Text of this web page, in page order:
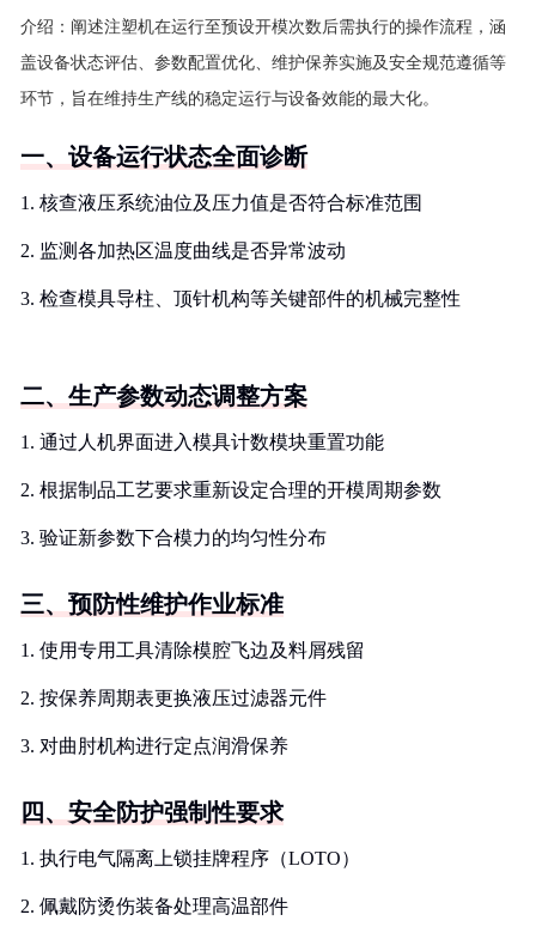
介绍： 阐述注塑机在运行至预设开模次数后需执行的操作流程，涵
盖设备状态评估、参数配置优化、维护保养实施及安全规范遵循等
环节，旨在维持生产线的稳定运行与设备效能的最大化。
一、设备运行状态全面诊断
1. 核查液压系统油位及压力值是否符合标准范围
2. 监测各加热区温度曲线是否异常波动
3. 检查模具导柱、顶针机构等关键部件的机械完整性
二、生产参数动态调整方案
1. 通过人机界面进入模具计数模块重置功能
2. 根据制品工艺要求重新设定合理的开模周期参数
3. 验证新参数下合模力的均匀性分布
三、预防性维护作业标准
1. 使用专用工具清除模腔飞边及料屑残留
2. 按保养周期表更换液压过滤器元件
3. 对曲肘机构进行定点润滑保养
四、安全防护强制性要求
1. 执行电气隔离上锁挂牌程序（LOTO）
2. 佩戴防烫伤装备处理高温部件